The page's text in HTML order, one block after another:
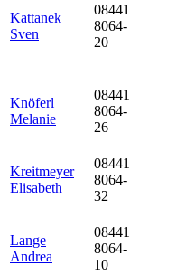
Kattanek
Sven
08441
8064-
20
Knöferl
Melanie
08441
8064-
26
Kreitmeyer
Elisabeth
08441
8064-
32
Lange
Andrea
08441
8064-
10